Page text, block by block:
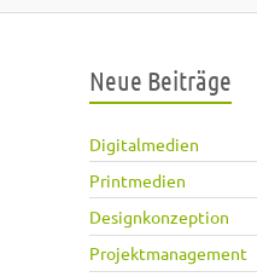
Neue Beiträge
Digitalmedien
Printmedien
Designkonzeption
Projektmanagement